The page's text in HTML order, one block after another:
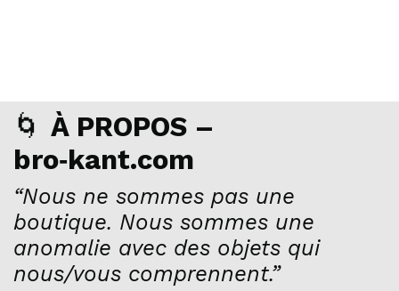
🌀 À PROPOS –
bro‑kant.com
“Nous ne sommes pas une
boutique. Nous sommes une
anomalie avec des objets qui
nous/vous comprennent.”